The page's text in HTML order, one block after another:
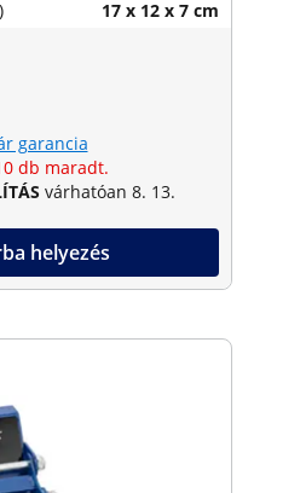
17 x 12 x 7 cm
garancia
db maradt.
várhatóan 8. 13.
helyezés